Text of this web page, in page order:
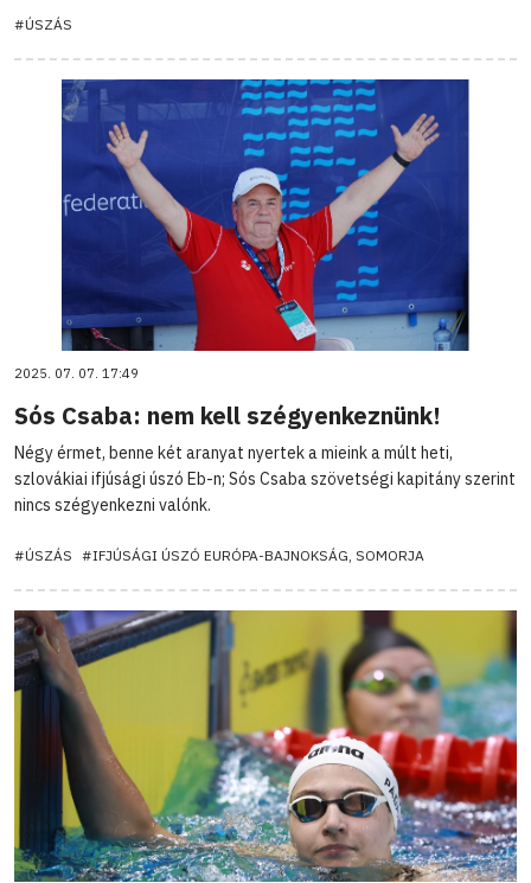
#ÚSZÁS
2025. 07. 07. 17:49
Sós Csaba: nem kell szégyenkeznünk!
Négy érmet, benne két aranyat nyertek a mieink a múlt heti,
szlovákiai ifjúsági úszó Eb-n; Sós Csaba szövetségi kapitány szerint
nincs szégyenkezni valónk.
#ÚSZÁS #IFJÚSÁGI ÚSZÓ EURÓPA-BAJNOKSÁG, SOMORJA